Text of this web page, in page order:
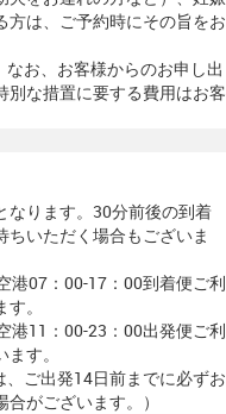
方は、ご予約時にその旨をお
お、お客様からのお申し出
別な措置に要する費用はお客
ります。30分前後の到着
いただく場合もございま
07：00-17：00到着便ご利
。
11：00-23：00出発便ご利
す。
ご出発14日前までに必ずお
がございます。）